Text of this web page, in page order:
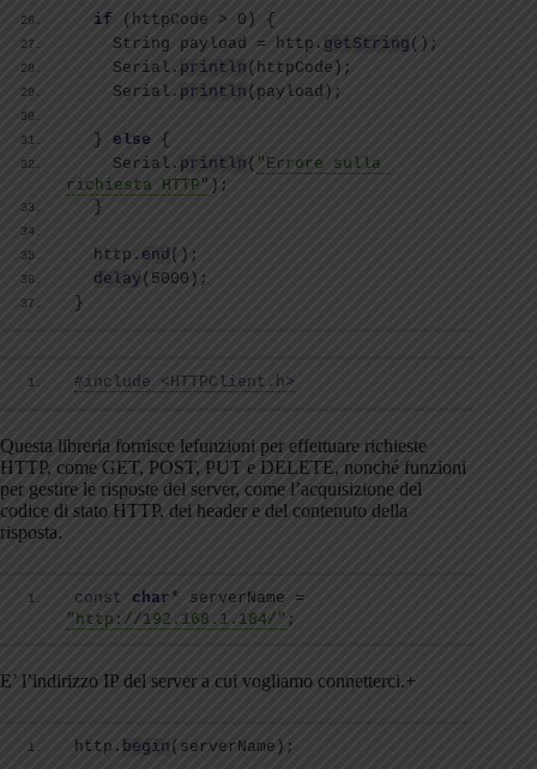
if ( httpCode > 0 )
{
    String payload = http.
getString () ;
    Serial.
println ( httpCode ) ;
    Serial.
println ( payload ) ;
} else
{
    Serial.
println ( "Errore sulla
richiesta HTTP" ) ;
}
  http.
end () ;
delay ( 5000 ) ;
}
#include <HTTPClient.h>
Questa libreria fornisce lefunzioni per effettuare richieste
HTTP, come GET, POST, PUT e DELETE, nonché funzioni
per gestire le risposte del server, come l’acquisizione del
codice di stato HTTP, dei header e del contenuto della
risposta.
const char
"http://192.168.1.184/" ;
E’ l’indirizzo IP del server a cui vogliamo connetterci.+
http. begin ( serverName ) ;